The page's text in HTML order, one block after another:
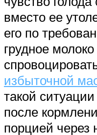
вместо ее
его по
грудное
избыточной
такой
после
порцией через